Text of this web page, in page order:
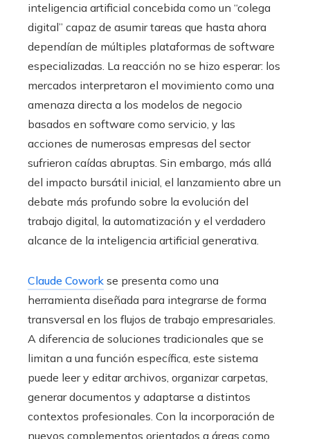
inteligencia artificial concebida como un “colega
digital” capaz de asumir tareas que hasta ahora
dependían de múltiples plataformas de software
especializadas. La reacción no se hizo esperar: los
mercados interpretaron el movimiento como una
amenaza directa a los modelos de negocio
basados en software como servicio, y las
acciones de numerosas empresas del sector
sufrieron caídas abruptas. Sin embargo, más allá
del impacto bursátil inicial, el lanzamiento abre un
debate más profundo sobre la evolución del
trabajo digital, la automatización y el verdadero
alcance de la inteligencia artificial generativa.
Claude Cowork se presenta como una
herramienta diseñada para integrarse de forma
transversal en los flujos de trabajo empresariales.
A diferencia de soluciones tradicionales que se
limitan a una función específica, este sistema
puede leer y editar archivos, organizar carpetas,
generar documentos y adaptarse a distintos
contextos profesionales. Con la incorporación de
nuevos complementos orientados a áreas como